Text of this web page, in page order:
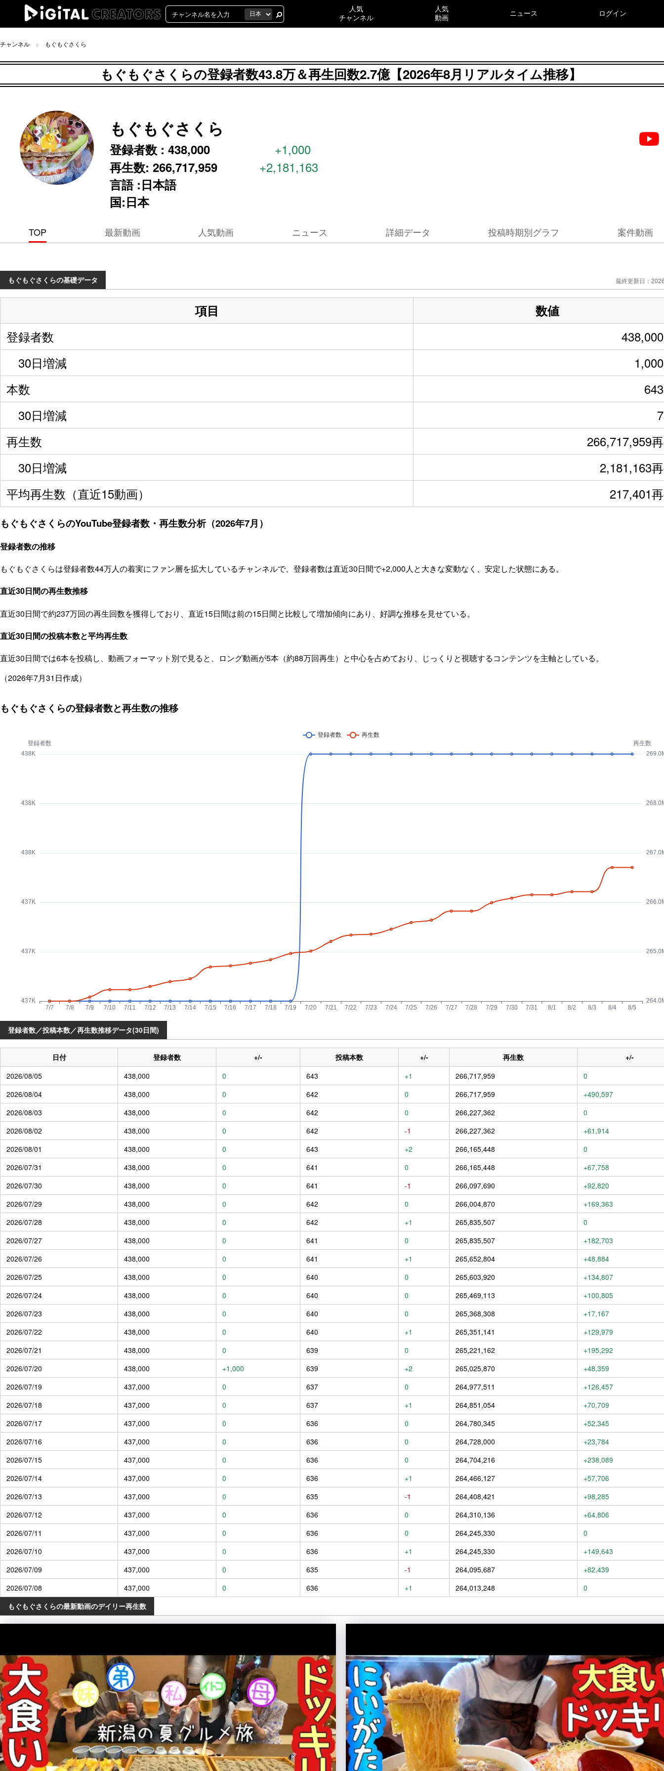
人気
チャンネル
人気
動画
ニュース ログイン
チャンネル もぐもぐさくら
もぐもぐさくらの登録者数43.8万＆再生回数2.7億【2026年8月リアルタイム推移】
もぐもぐさくら
登録者数 : 438,000 +1,000
再生数: 266,717,959 +2,181,163
言語 :日本語
国:日本
TOP 最新動画 人気動画 ニュース 詳細データ 投稿時期別グラフ 案件動画
もぐもぐさくらの基礎データ 最終更新日：
項目 数値
登録者数
30日増減
本数
30日増減
再生数
266,717,959
30日増減
2,181,163
平均再生数（直近15動画）
217,401
もぐもぐさくらのYouTube登録者数・再生数分析（2026年7月）
登録者数の推移
もぐもぐさくらは登録者数44万人の着実にファン層を拡大しているチャンネルで、登録者数は直近30日間で+2,000人と大きな変動なく、安定した状態にある。
直近30日間の再生数推移
直近30日間で約237万回の再生回数を獲得しており、直近15日間は前の15日間と比較して増加傾向にあり、好調な推移を見せている。
直近30日間の投稿本数と平均再生数
直近30日間では6本を投稿し、動画フォーマット別で見ると、ロング動画が5本（約88万回再生）と中心を占めており、じっくりと視聴するコンテンツを主軸としている。
（2026年7月31日作成）
もぐもぐさくらの登録者数と再生数の推移
登録者数／投稿本数／再生数推移データ(30日間)
日付 登録者数 +/- 投稿本数 +/- 再生数
+/-
2026/08/05
438,000 0 643 +1 266,717,959
0
2026/08/04
438,000 0 642 0 266,717,959
+490,597
2026/08/03
438,000 0 642 0 266,227,362
0
2026/08/02
438,000 0 642 -1 266,227,362
+61,914
2026/08/01
438,000 0 643 +2 266,165,448
0
2026/07/31
438,000 0 641 0 266,165,448
+67,758
2026/07/30
438,000 0 641 -1 266,097,690
+92,820
2026/07/29
438,000 0 642 0 266,004,870
+169,363
2026/07/28
438,000 0 642 +1 265,835,507
0
2026/07/27
438,000 0 641 0 265,835,507
+182,703
2026/07/26
438,000 0 641 +1 265,652,804
+48,884
2026/07/25
438,000 0 640 0 265,603,920
+134,807
2026/07/24
438,000 0 640 0 265,469,113
+100,805
2026/07/23
438,000 0 640 0 265,368,308
+17,167
2026/07/22
438,000 0 640 +1 265,351,141
+129,979
2026/07/21
438,000 0 639 0 265,221,162
+195,292
2026/07/20
438,000 +1,000 639 +2 265,025,870
+48,359
2026/07/19
437,000 0 637 0 264,977,511
+126,457
2026/07/18
437,000 0 637 +1 264,851,054
+70,709
2026/07/17
437,000 0 636 0 264,780,345
+52,345
2026/07/16
437,000 0 636 0 264,728,000
+23,784
2026/07/15
437,000 0 636 0 264,704,216
+238,089
2026/07/14
437,000 0 636 +1 264,466,127
+57,706
2026/07/13
437,000 0 635 -1 264,408,421
+98,285
2026/07/12
437,000 0 636 0 264,310,136
+64,806
2026/07/11
437,000 0 636 0 264,245,330
0
2026/07/10
437,000 0 636 +1 264,245,330
+149,643
2026/07/09
437,000 0 635 -1 264,095,687
+82,439
2026/07/08
437,000 0 636 +1 264,013,248
0
もぐもぐさくらの最新動画のデイリー再生数